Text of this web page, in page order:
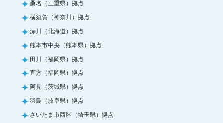
桑名（三重県）拠点
横須賀（神奈川）拠点
深川（北海道）拠点
熊本市中央（熊本県）拠点
田川（福岡県）拠点
直方（福岡県）拠点
阿見（茨城県）拠点
羽島（岐阜県）拠点
さいたま市西区（埼玉県）拠点